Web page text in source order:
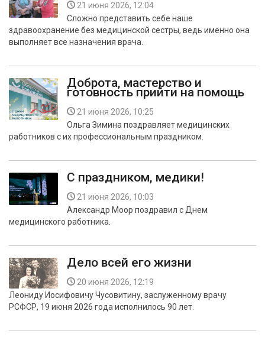
21 июня 2026, 12:04
Сложно представить себе наше
здравоохранение без медицинской сестры, ведь именно она
выполняет все назначения врача.
Доброта, мастерство и
готовность прийти на помощь
21 июня 2026, 10:25
Ольга Зимина поздравляет медицинских
работников с их профессиональным праздником.
С праздником, медики!
21 июня 2026, 10:03
Александр Моор поздравил с Днем
медицинского работника.
Дело всей его жизни
20 июня 2026, 12:19
Леониду Иосифовичу Чусовитину, заслуженному врачу
РСФСР, 19 июня 2026 года исполнилось 90 лет.